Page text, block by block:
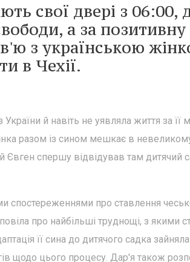
свої двері з 06:00,
а за позитивну
з українською
в Чехії.
й навіть не уявляла життя за
разом із сином мешкає в
спершу відвідував там дитячий
спостереженнями про ставлення
про найбільші труднощі, з якими
її сина до дитячого садка
щодо цього процесу. Дар'я також